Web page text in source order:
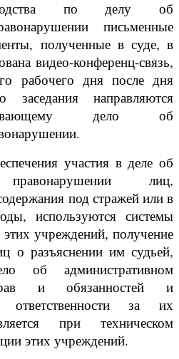
по делу об
письменные
полученные в суде, в
видео-конференц-связь,
рабочего дня после дня
заседания направляются
дело об
участия в деле об
правонарушении лиц,
под стражей или в
используются системы
учреждений, получение
о разъяснении им судьей,
об административном
и обязанностей и
ответственности за их
при техническом
этих учреждений.